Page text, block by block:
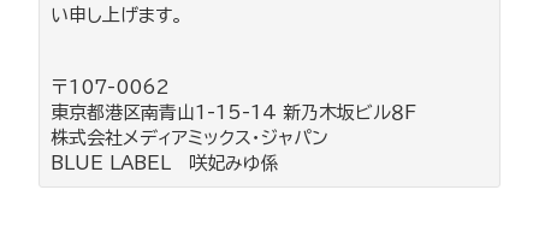
い申し上げます。
〒107-0062
東京都港区南青山1-15-14 新乃木坂ビル８F
株式会社メディアミックス・ジャパン
BLUE LABEL 咲妃みゆ係